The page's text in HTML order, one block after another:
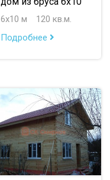
6х10 м
120 кв.м.
Подробнее